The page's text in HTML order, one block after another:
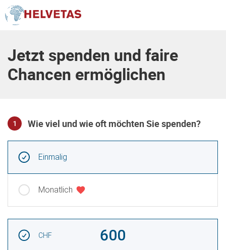
Jetzt spenden und faire
Chancen ermöglichen
1 Wie viel und wie oft möchten Sie spenden?
Einmalig
Monatlich
CHF 600